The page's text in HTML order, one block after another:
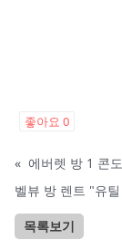
좋아요 0
« 에버렛 방 1 콘
벨뷰 방 렌트 "유
목록보기